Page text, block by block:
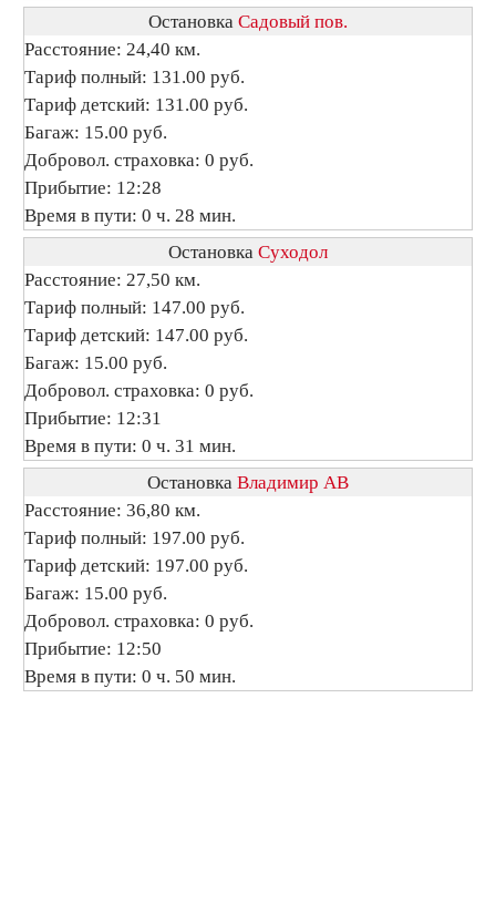
Остановка Садовый пов.
Расстояние: 24,40 км.
Тариф полный: 131.00 руб.
Тариф детский: 131.00 руб.
Багаж: 15.00 руб.
Добровол. страховка: 0 руб.
Прибытие: 12:28
Время в пути: 0 ч. 28 мин.
Остановка Суходол
Расстояние: 27,50 км.
Тариф полный: 147.00 руб.
Тариф детский: 147.00 руб.
Багаж: 15.00 руб.
Добровол. страховка: 0 руб.
Прибытие: 12:31
Время в пути: 0 ч. 31 мин.
Остановка Владимир АВ
Расстояние: 36,80 км.
Тариф полный: 197.00 руб.
Тариф детский: 197.00 руб.
Багаж: 15.00 руб.
Добровол. страховка: 0 руб.
Прибытие: 12:50
Время в пути: 0 ч. 50 мин.